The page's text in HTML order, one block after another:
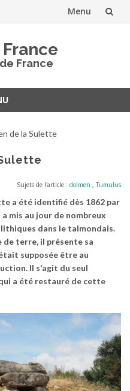
Menu
France
de la Sulette
Sujets de l'article : dolmen ,Tumulus
a été identifié dès 1862 par
mis au jour de nombreux
dans le talmondais.
de terre, il présente sa
supposée être au
Il s’agit du seul
a été restauré de cette